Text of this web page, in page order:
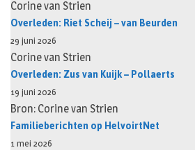
Corine van Strien
Overleden: Riet Scheij – van Beurden
29 juni 2026
Corine van Strien
Overleden: Zus van Kuijk – Pollaerts
19 juni 2026
Bron: Corine van Strien
Familieberichten op HelvoirtNet
1 mei 2026